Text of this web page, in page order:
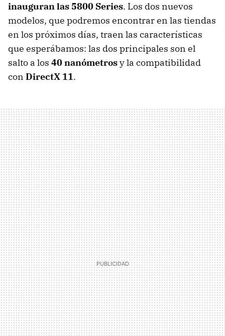
inauguran las 5800 Series. Los dos nuevos
modelos, que podremos encontrar en las tiendas
en los próximos días, traen las características
que esperábamos: las dos principales son el
salto a los 40 nanómetrosy la compatibilidad
con DirectX 11.